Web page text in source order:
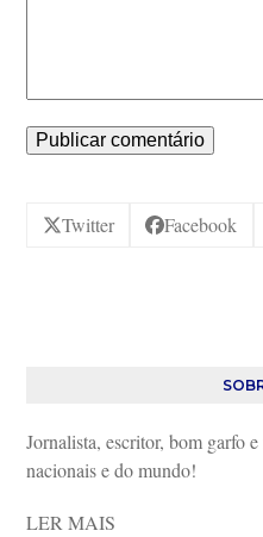
Twitter Facebook
Jornalista, escritor, bom garfo
nacionais e do mundo!
LER MAIS